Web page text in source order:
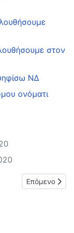
στον
ΝΔ
ονόματι
ξάστερα το
Επόμενο
Επόμενο